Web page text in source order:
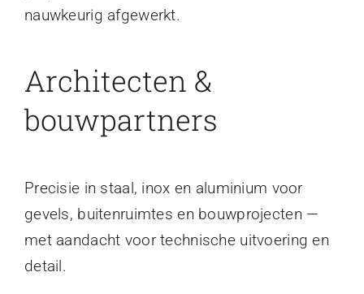
nauwkeurig afgewerkt.
Architecten &
bouwpartners
Precisie in staal, inox en aluminium voor
gevels, buitenruimtes en bouwprojecten —
met aandacht voor technische uitvoering en
detail.